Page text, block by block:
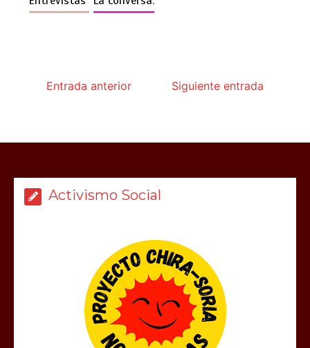
Entrada anterior Siguiente entrada
Activismo Social